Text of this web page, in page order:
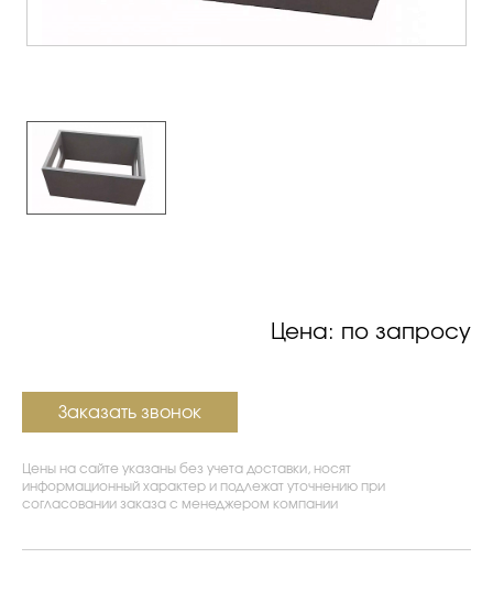
Цена: по запросу
Заказать звонок
Цены на сайте указаны без учета доставки, носят
информационный характер и подлежат уточнению при
согласовании заказа с менеджером компании